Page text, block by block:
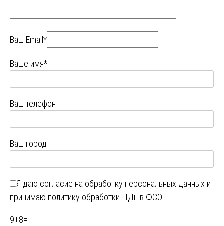
Ваш Email*
Ваше имя*
Ваш телефон
Ваш город
Я даю согласие на обработку персональных данных и
принимаю политику обработки ПДн в ФСЭ
9+8=